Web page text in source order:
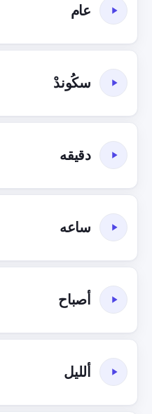
عام
سكُوندْ
دقيقه
ساعه
أصباح
ألليل